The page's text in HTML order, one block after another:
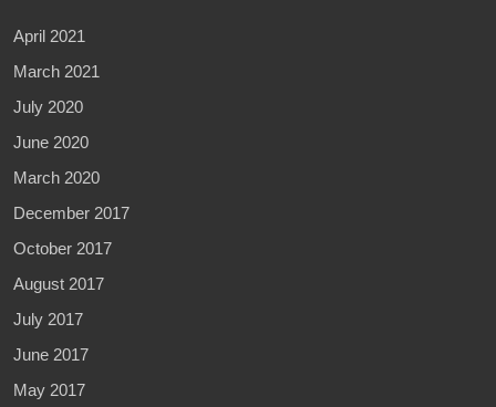
April 2021
March 2021
July 2020
June 2020
March 2020
December 2017
October 2017
August 2017
July 2017
June 2017
May 2017